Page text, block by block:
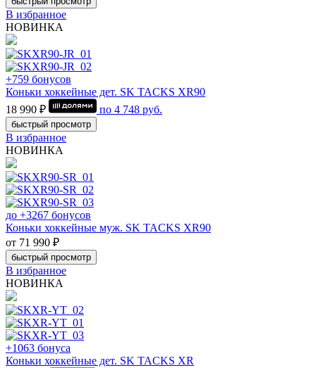
В избранное
НОВИНКА
+759 бонусов
Коньки хоккейные дет. SK TACKS XR90
18 990 ₽
по 4 748 руб.
быстрый просмотр
В избранное
НОВИНКА
до +3267 бонусов
Коньки хоккейные муж. SK TACKS XR90
от 71 990 ₽
быстрый просмотр
В избранное
НОВИНКА
+1063 бонуса
Коньки хоккейные дет. SK TACKS XR